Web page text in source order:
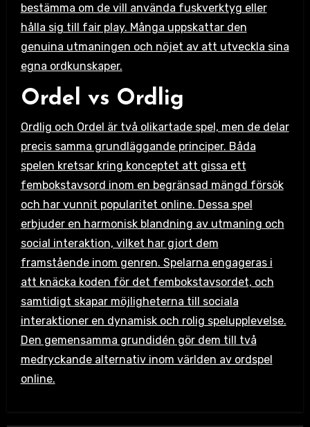
bestämma om de vill använda fuskverktyg eller
hålla sig till fair play. Många uppskattar den
genuina utmaningen och nöjet av att utveckla sina
egna ordkunskaper.
Ordel vs Ordlig
Ordlig och Ordel är två olikartade spel, men de delar
precis samma grundläggande principer. Båda
spelen kretsar kring konceptet att gissa ett
fembokstavsord inom en begränsad mängd försök
och har vunnit popularitet online. Dessa spel
erbjuder en harmonisk blandning av utmaning och
social interaktion, vilket har gjort dem
framstående inom genren. Spelarna engageras i
att knäcka koden för det fembokstavsordet, och
samtidigt skapar möjligheterna till sociala
interaktioner en dynamisk och rolig spelupplevelse.
Den gemensamma grundidén gör dem till två
medryckande alternativ inom världen av ordspel
online.